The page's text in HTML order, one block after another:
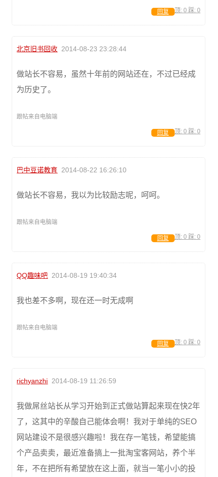
顶: 0 踩: 0
回复
北京旧书回收 2014-08-23 23:28:44
做站长不容易，虽然十年前的网站还在，不过已经成
为历史了。
跟帖来自电脑端
顶: 0 踩: 0
回复
巴中豆诺教育 2014-08-22 16:26:10
做站长不容易，我以为比较励志呢，呵呵。
跟帖来自电脑端
顶: 0 踩: 0
回复
QQ趣味吧 2014-08-19 19:40:34
我也差不多啊，现在还一时无成啊
跟帖来自电脑端
顶: 0 踩: 0
回复
richyanzhi 2014-08-19 11:26:59
我做屌丝站长从学习开始到正式做站算起来现在快2年
了，这其中的辛酸自己能体会啊！我对于单纯的SEO
网站建设不是很感兴趣啦！我在存一笔钱，希望能搞
个产品卖卖，最近准备搞上一批淘宝客网站，养个半
年，不在把所有希望放在这上面，就当一笔小小的投